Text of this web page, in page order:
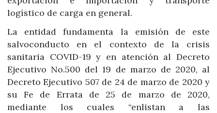
logístico de carga en general.
La entidad fundamenta la emisión de este
salvoconducto en el contexto de la crisis
sanitaria COVID-19 y en atención al Decreto
Ejecutivo No.500 del 19 de marzo de 2020, al
Decreto Ejecutivo 507 de 24 de marzo de 2020 y
su Fe de Errata de 25 de marzo de 2020,
mediante los cuales “enlistan a las